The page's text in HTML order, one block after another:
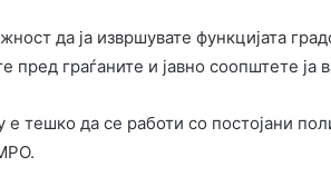
да ја извршувате функцијата
пред граѓаните и јавно соопштете ја
е тешко да се работи со постојани